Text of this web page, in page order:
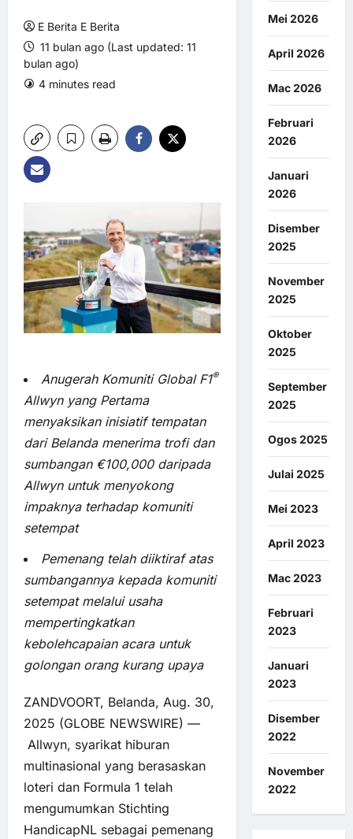
E Berita E Berita
11 bulan ago (Last updated: 11
bulan ago)
4 minutes read
Anugerah Komuniti Global F1®
Allwyn yang Pertama
menyaksikan inisiatif tempatan
dari Belanda menerima trofi dan
sumbangan €100,000 daripada
Allwyn untuk menyokong
impaknya terhadap komuniti
setempat
Pemenang telah diiktiraf atas
sumbangannya kepada komuniti
setempat melalui usaha
mempertingkatkan
kebolehcapaian acara untuk
golongan orang kurang upaya
ZANDVOORT, Belanda, Aug. 30,
2025 (GLOBE NEWSWIRE) —
Allwyn, syarikat hiburan
multinasional yang berasaskan
loteri dan Formula 1 telah
mengumumkan Stichting
HandicapNL sebagai pemenang
Mei 2026
April 2026
Mac 2026
Februari
2026
Januari
2026
Disember
2025
November
2025
Oktober
2025
September
2025
Ogos 2025
Julai 2025
Mei 2023
April 2023
Mac 2023
Februari
2023
Januari
2023
Disember
2022
November
2022